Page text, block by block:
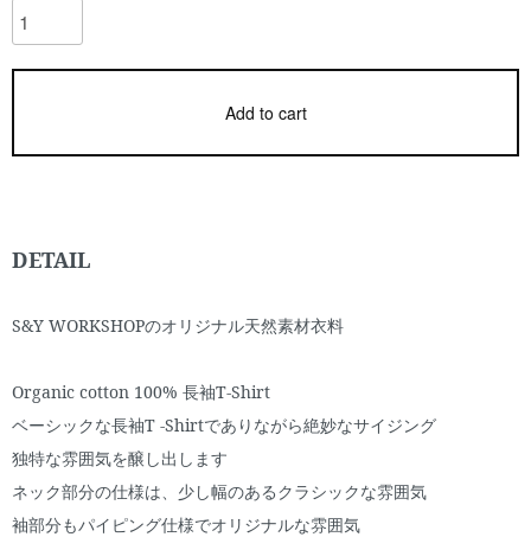
Add to cart
DETAIL
S&Y WORKSHOPのオリジナル天然素材衣料
Organic cotton 100% 長袖T-Shirt
ベーシックな長袖T -Shirtでありながら絶妙なサイジング
独特な雰囲気を醸し出します
ネック部分の仕様は、少し幅のあるクラシックな雰囲気
袖部分もパイピング仕様でオリジナルな雰囲気